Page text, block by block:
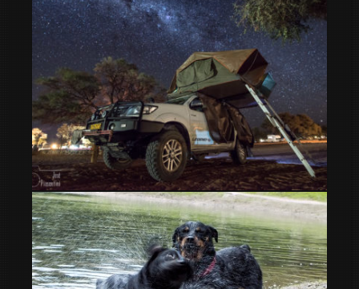
Sesriem Campsite Sossusvlei Namibia